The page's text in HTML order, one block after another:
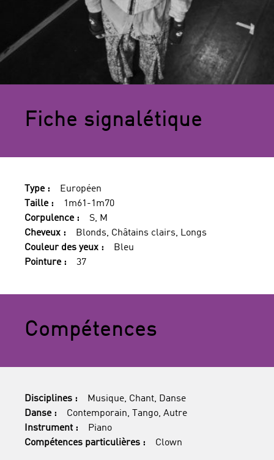
Fiche signalétique
Type :
Européen
Taille :
1m61-1m70
Corpulence :
S, M
Cheveux :
Blonds, Châtains clairs, Longs
Couleur des yeux :
Bleu
Pointure :
37
Compétences
Disciplines :
Musique, Chant, Danse
Danse :
Contemporain, Tango, Autre
Instrument :
Piano
Compétences particulières :
Clown